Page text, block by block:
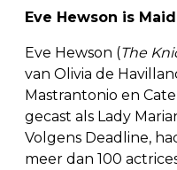
Eve Hewson is
Eve Hewson (The
van Olivia de
Mastrantonio en
gecast als Lady
Volgens Deadline,
meer dan 100